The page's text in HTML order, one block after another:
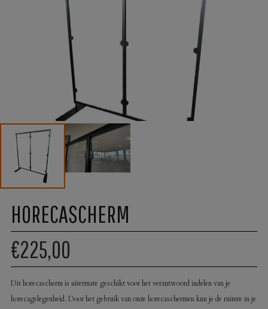
HORECASCHERM
€225,00
Dit horecascherm is uitermate geschikt voor het verantwoord indelen van je
horecagelegenheid. Door het gebruik van onze horecaschermen kun je de ruimte in je